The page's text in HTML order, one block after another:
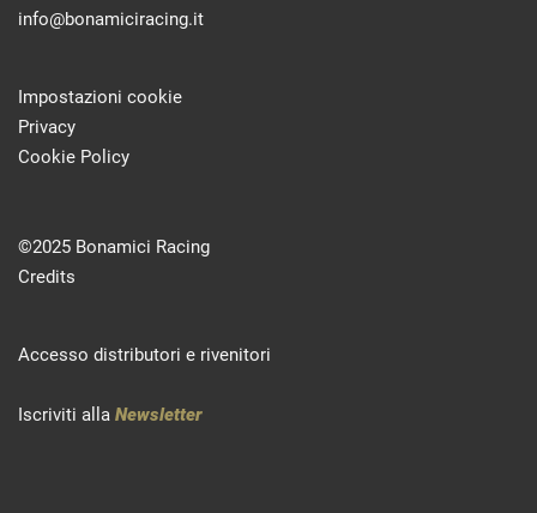
info@bonamiciracing.it
Impostazioni cookie
Privacy
Cookie Policy
©2025 Bonamici Racing
Credits
Accesso distributori e rivenitori
Iscriviti alla Newsletter